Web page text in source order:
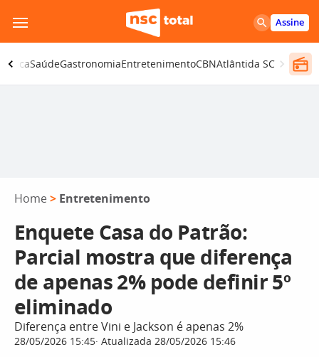
para
o
conteúdo
Assine
SaúdeGastronomiaEntretenimentoCBNAtlântida SC
Home > Entretenimento
Enquete Casa do Patrão:
Parcial mostra que diferença
de apenas 2% pode definir 5º
eliminado
Diferença entre Vini e Jackson é apenas 2%
28/05/2026 15:45 Atualizada 28/05/2026 15:46